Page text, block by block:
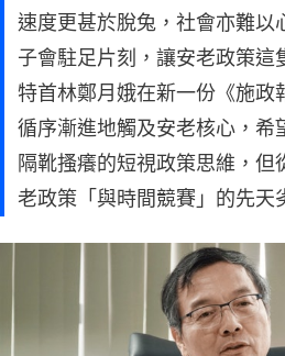
速度更甚於脫兔，社會亦難以
子會駐足片刻，讓安老政策這
特首林鄭月娥在新一份《施政
循序漸進地觸及安老核心，希
隔靴搔癢的短視政策思維，但
老政策「與時間競賽」的先天